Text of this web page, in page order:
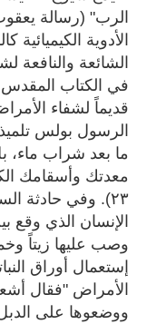
الأدوية الكيميائية
الشائعة والنافعة
في الكتاب
قديماً لشفاء
الرسول بولس
ما بعد شراب ماء،
معدتك وأسقامك
٢٣). وفي حادثة
الإنسان الذي وقع
إستعمال أوراق
الأمراض "فقال